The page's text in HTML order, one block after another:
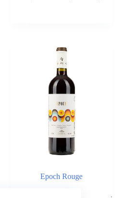
Epoch Rouge